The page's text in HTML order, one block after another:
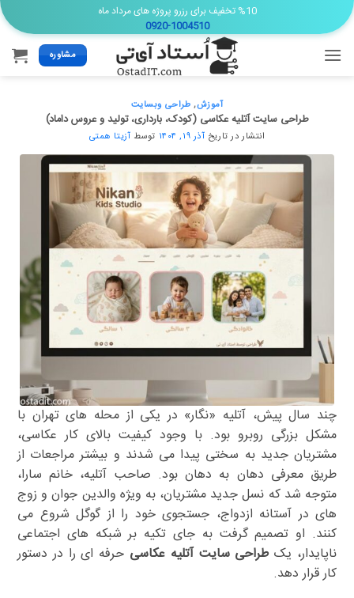
Skip
to
content
%10 تخفیف برای رزرو پروژه های مرداد ماه
0920-1004510
مشاوره
آموزش, طراحی وبسایت
طراحی سایت آتلیه عکاسی (کودک، بارداری، تولید و عروس داماد)
انتشار در تاریخ آذر ۱۹, ۱۴۰۴ توسط آزیتا همتی
چند سال پیش، آتلیه «نگار» در یکی از محله های تهران با
مشکل بزرگی روبرو بود. با وجود کیفیت بالای کار عکاسی،
مشتریان جدید به سختی پیدا می شدند و بیشتر مراجعات از
طریق معرفی دهان به دهان بود. صاحب آتلیه، خانم سارا،
متوجه شد که نسل جدید مشتریان، به ویژه والدین جوان و زوج
های در آستانه ازدواج، جستجوی خود را از گوگل شروع می
کنند. او تصمیم گرفت به جای تکیه بر شبکه های اجتماعی
ناپایدار، یکطراحی سایت آتلیه عکاسی حرفه ای را در دستور
کار قرار دهد.